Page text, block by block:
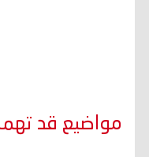
مواضيع قد